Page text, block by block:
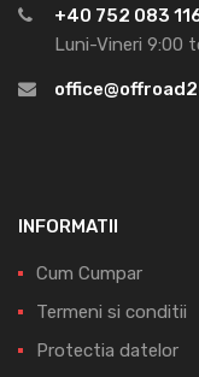
+40 752 083
Luni-Vineri 9:00
INFORMATII
Cum Cumpar
Termeni si conditii
Protectia datelor